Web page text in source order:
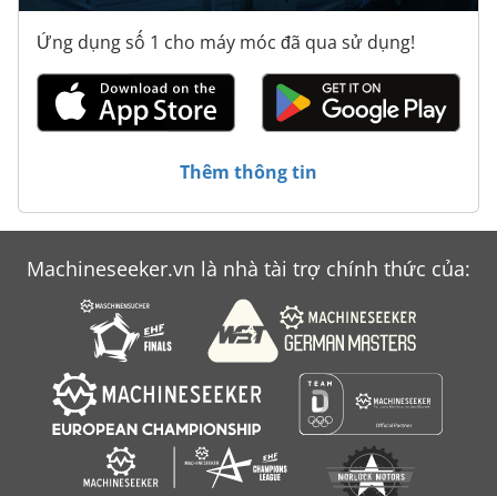
Ứng dụng số 1 cho máy móc đã qua sử dụng!
Thêm thông tin
Machineseeker.vn là nhà tài trợ chính thức của: